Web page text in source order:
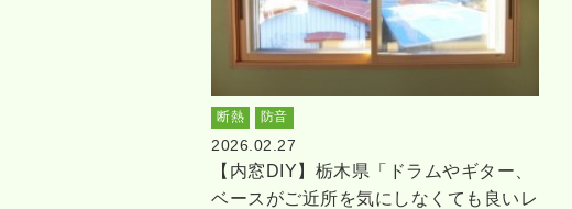
断熱 防音
2026.02.27
【内窓DIY】栃木県「ドラムやギター、
ベースがご近所を気にしなくても良いレ